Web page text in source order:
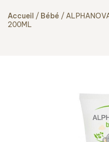
Accueil Bébé
200ML